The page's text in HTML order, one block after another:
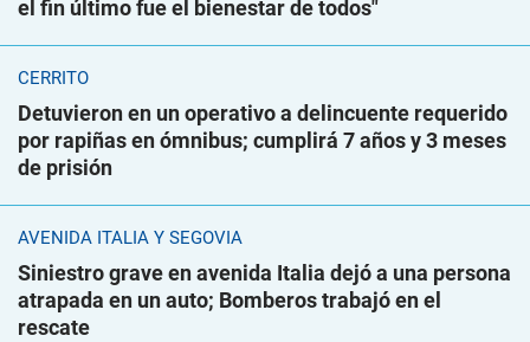
el fin último fue el bienestar de todos"
CERRITO
Detuvieron en un operativo a delincuente requerido
por rapiñas en ómnibus; cumplirá 7 años y 3 meses
de prisión
AVENIDA ITALIA Y SEGOVIA
Siniestro grave en avenida Italia dejó a una persona
atrapada en un auto; Bomberos trabajó en el
rescate